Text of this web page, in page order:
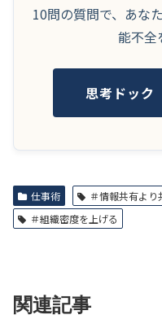
10問の質問で、あな
能不全
思考ドック
仕事術 ＃情報共有より
＃組織密度を上げる
関連記事